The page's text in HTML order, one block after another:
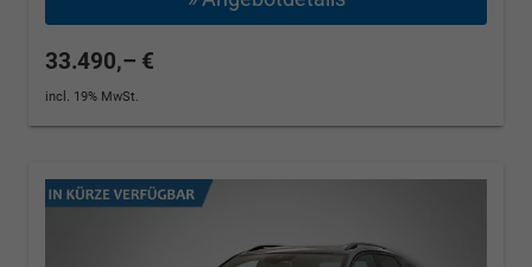
33.490,– €
incl. 19% MwSt.